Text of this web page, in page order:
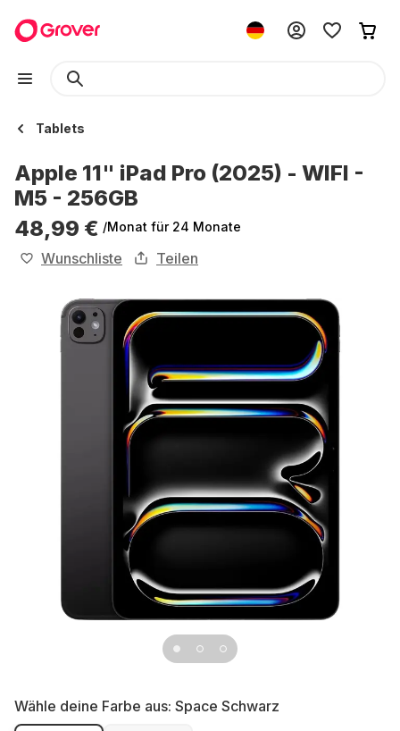
Tablets
Apple 11" iPad Pro (2025) - WIFI -
M5 - 256GB
48,99 € /Monat für 24 Monate
Wunschliste Teilen
Wähle deine Farbe aus: Space Schwarz